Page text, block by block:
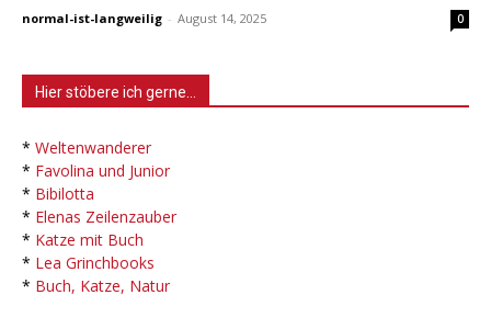
normal-ist-langweilig - August 14, 2025 0
Hier stöbere ich gerne…
* Weltenwanderer
* Favolina und Junior
* Bibilotta
* Elenas Zeilenzauber
* Katze mit Buch
* Lea Grinchbooks
* Buch, Katze, Natur